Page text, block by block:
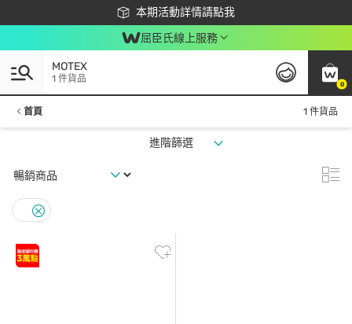
本期活動詳情請點我
下載app最高回饋$350
屈臣氏線上服務
0
MOTEX
1 件貨品
首頁 1 件貨品
進階篩選